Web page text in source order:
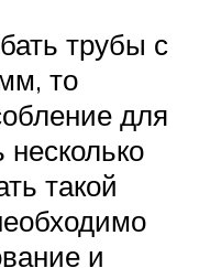
трубы с
то
для
несколько
такой
и